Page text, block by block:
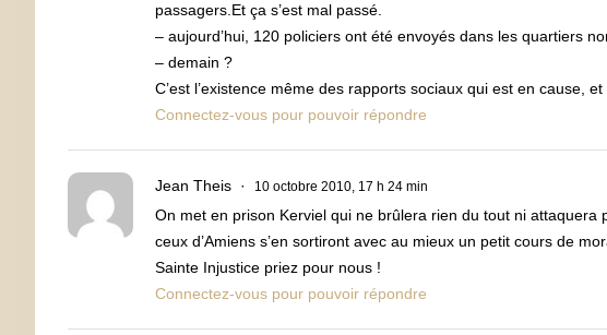
passagers.Et ça s’est mal passé.
– aujourd’hui, 120 policiers ont été envoyés dans les quartiers
– demain ?
C’est l’existence même des rapports sociaux qui est en cause,
Connectez-vous pour pouvoir répondre
Jean Theis 10 octobre 2010, 17 h 24 min
On met en prison Kerviel qui ne brûlera rien du tout ni attaquera
ceux d’Amiens s’en sortiront avec au mieux un petit cours de
Sainte Injustice priez pour nous !
Connectez-vous pour pouvoir répondre